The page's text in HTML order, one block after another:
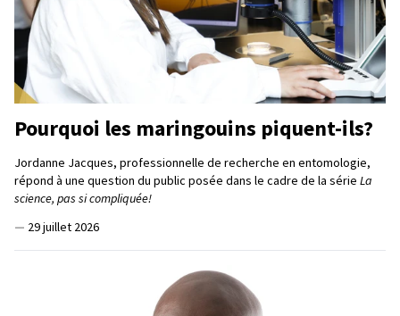
Pourquoi les maringouins piquent-ils?
Jordanne Jacques, professionnelle de recherche en entomologie,
répond à une question du public posée dans le cadre de la série La
science, pas si compliquée!
— 29 juillet 2026